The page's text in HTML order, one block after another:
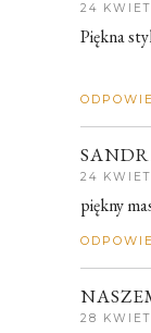
24
Piękna
24
piękny
28